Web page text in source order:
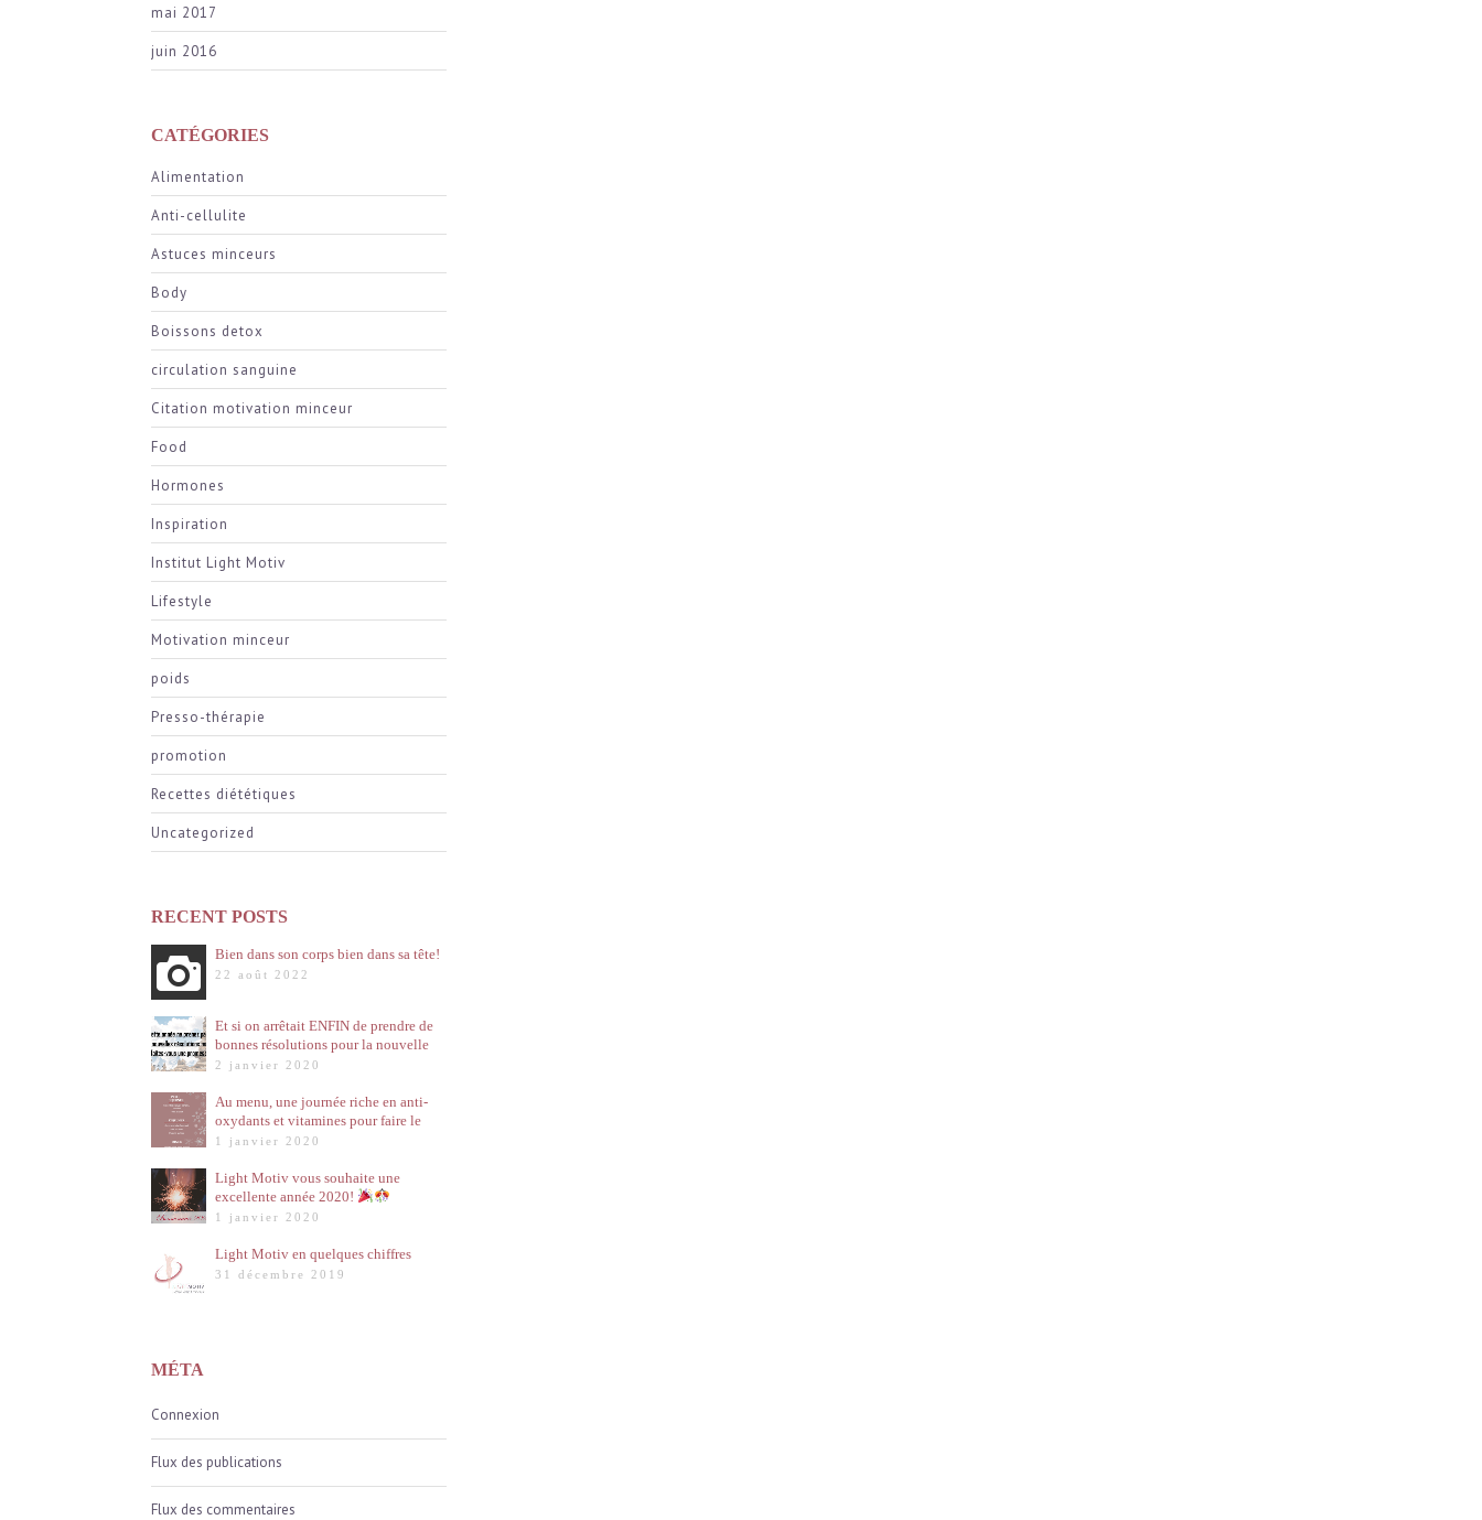
mai 2017
juin 2016
CATÉGORIES
Alimentation
Anti-cellulite
Astuces minceurs
Body
Boissons detox
circulation sanguine
Citation motivation minceur
Food
Hormones
Inspiration
Institut Light Motiv
Lifestyle
Motivation minceur
poids
Presso-thérapie
promotion
Recettes diététiques
Uncategorized
RECENT POSTS
Bien dans son corps bien dans sa tête!
22 août 2022
Et si on arrêtait ENFIN de prendre de
bonnes résolutions pour la nouvelle
année?!
2 janvier 2020
Au menu, une journée riche en anti-
oxydants et vitamines pour faire le
plein d’énergie pour cette nouvelle
1 janvier 2020
Light Motiv vous souhaite une
excellente année 2020!
1 janvier 2020
Light Motiv en quelques chiffres
31 décembre 2019
MÉTA
Connexion
Flux des publications
Flux des commentaires